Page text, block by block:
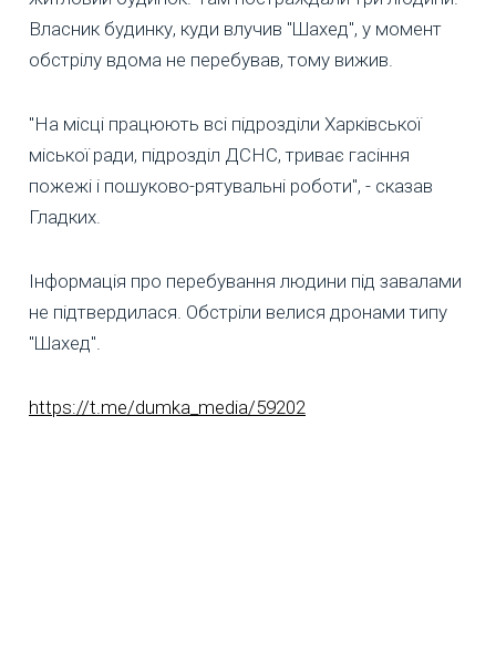
Власник будинку, куди влучив "Шахед", у момент
обстрілу вдома не перебував, тому вижив.
"На місці працюють всі підрозділи Харківської
міської ради, підрозділ ДСНС, триває гасіння
пожежі і пошуково-рятувальні роботи", - сказав
Гладких.
Інформація про перебування людини під завалами
не підтвердилася. Обстріли велися дронами типу
"Шахед".
https://t.me/dumka_media/59202